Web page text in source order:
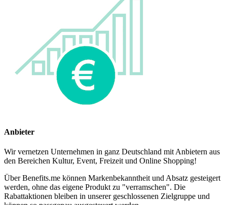
Anbieter
Wir vernetzen Unternehmen in ganz Deutschland mit Anbietern aus
den Bereichen Kultur, Event, Freizeit und Online Shopping!
Über Benefits.me können Markenbekanntheit und Absatz gesteigert
werden, ohne das eigene Produkt zu "verramschen". Die
Rabattaktionen bleiben in unserer geschlossenen Zielgruppe und